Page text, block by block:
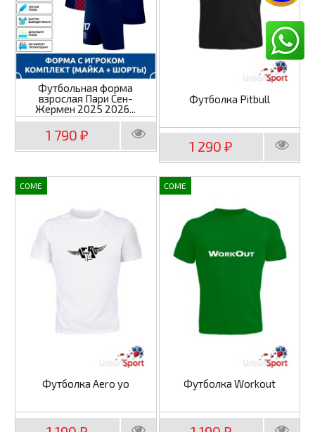
Футбольная форма
взрослая Пари Сен-
Жермен 2025 2026...
1 790₽
Футболка Pitbull
1 290₽
COME
Футболка Aero yo
COME
Футболка Workout